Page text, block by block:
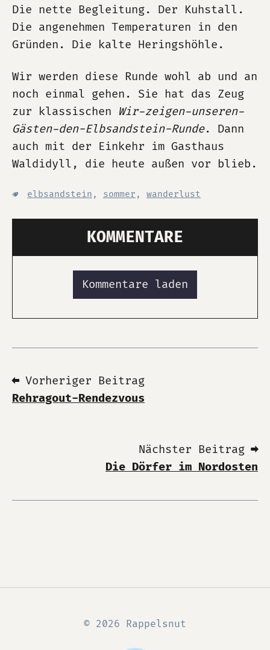
Die nette Begleitung. Der Kuhstall.
Die angenehmen Temperaturen in den
Gründen. Die kalte Heringshöhle.
Wir werden diese Runde wohl ab und an
noch einmal gehen. Sie hat das Zeug
zur klassischen Wir-zeigen-unseren-
Gästen-den-Elbsandstein-Runde. Dann
auch mit der Einkehr im Gasthaus
Waldidyll, die heute außen vor blieb.
elbsandstein , sommer , wanderlust
KOMMENTARE
Kommentare laden
⬅ Vorheriger Beitrag
Rehragout-Rendezvous
Nächster Beitrag ➡
Die Dörfer im Nordosten
© 2026 Rappelsnut